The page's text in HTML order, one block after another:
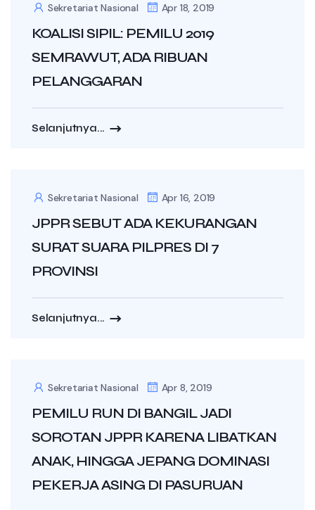
Sekretariat Nasional Apr 18, 2019
KOALISI SIPIL: PEMILU 2019
SEMRAWUT, ADA RIBUAN
PELANGGARAN
Selanjutnya...
Sekretariat Nasional Apr 16, 2019
JPPR SEBUT ADA KEKURANGAN
SURAT SUARA PILPRES DI 7
PROVINSI
Selanjutnya...
Sekretariat Nasional Apr 8, 2019
PEMILU RUN DI BANGIL JADI
SOROTAN JPPR KARENA LIBATKAN
ANAK, HINGGA JEPANG DOMINASI
PEKERJA ASING DI PASURUAN